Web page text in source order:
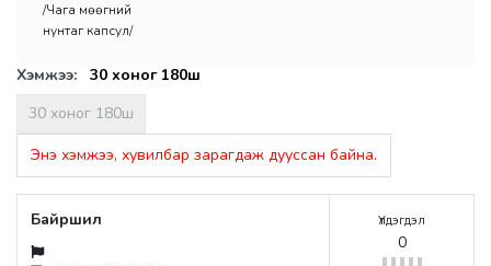
/Чага мөөгний
нунтаг капсул/
Хэмжээ:
30 хоног 180ш
30 хоног 180ш
Энэ хэмжээ, хувилбар зарагдаж дууссан байна.
Байршил Үлдэгдэл
0